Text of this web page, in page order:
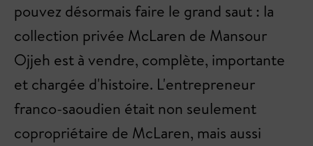
pouvez désormais faire le grand saut : la
collection privée McLaren de Mansour
Ojjeh est à vendre, complète, importante
et chargée d'histoire. L'entrepreneur
franco-saoudien était non seulement
copropriétaire de McLaren, mais aussi